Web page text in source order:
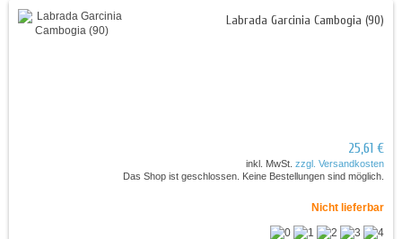
Labrada Garcinia Cambogia (90)
25,61 €
inkl. MwSt. zzgl. Versandkosten
Das Shop ist geschlossen. Keine Bestellungen sind möglich.
Nicht lieferbar